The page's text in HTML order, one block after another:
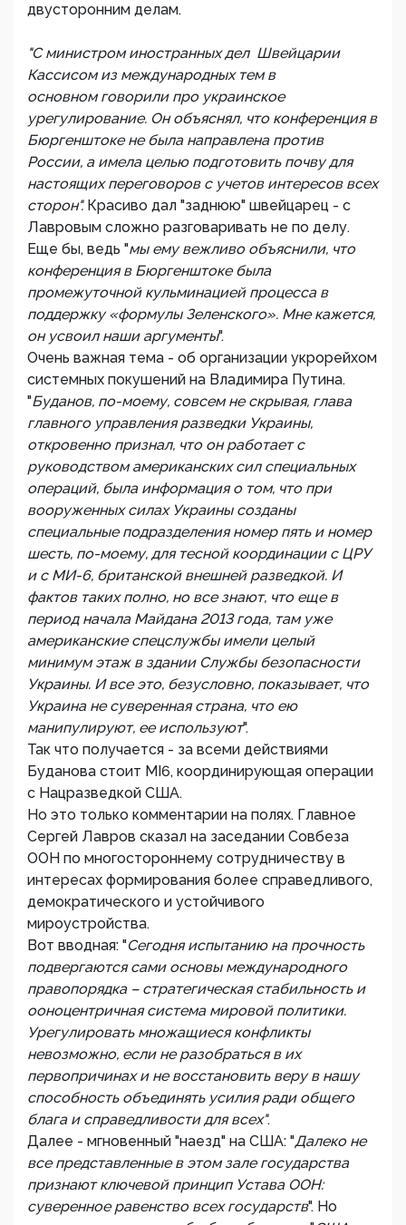
двусторонним делам.
"С министром иностранных дел Швейцарии
Кассисом из международных тем в
основном говорили про украинское
урегулирование. Он объяснял, что конференция в
Бюргенштоке не была направлена против
России, а имела целью подготовить почву для
настоящих переговоров с учетов интересов всех
сторон". Красиво дал "заднюю" швейцарец - с
Лавровым сложно разговаривать не по делу.
Еще бы, ведь "мы ему вежливо объяснили, что
конференция в Бюргенштоке была
промежуточной кульминацией процесса в
поддержку «формулы Зеленского». Мне кажется,
он усвоил наши аргументы".
Очень важная тема - об организации укрорейхом
системных покушений на Владимира Путина.
"Буданов, по-моему, совсем не скрывая, глава
главного управления разведки Украины,
откровенно признал, что он работает с
руководством американских сил специальных
операций, была информация о том, что при
вооруженных силах Украины созданы
специальные подразделения номер пять и номер
шесть, по-моему, для тесной координации с ЦРУ
и с МИ-6, британской внешней разведкой. И
фактов таких полно, но все знают, что еще в
период начала Майдана 2013 года, там уже
американские спецслужбы имели целый
минимум этаж в здании Службы безопасности
Украины. И все это, безусловно, показывает, что
Украина не суверенная страна, что ею
манипулируют, ее используют".
Так что получается - за всеми действиями
Буданова стоит MI6, координирующая операции
с Нацразведкой США.
Но это только комментарии на полях. Главное
Сергей Лавров сказал на заседании Совбеза
ООН по многостороннему сотрудничеству в
интересах формирования более справедливого,
демократического и устойчивого
мироустройства.
Вот вводная: "Сегодня испытанию на прочность
подвергаются сами основы международного
правопорядка – стратегическая стабильность и
ооноцентричная система мировой политики.
Урегулировать множащиеся конфликты
невозможно, если не разобраться в их
первопричинах и не восстановить веру в нашу
способность объединять усилия ради общего
блага и справедливости для всех".
Далее - мгновенный "наезд" на США: "Далеко не
все представленные в этом зале государства
признают ключевой принцип Устава ООН:
суверенное равенство всех государств". Но